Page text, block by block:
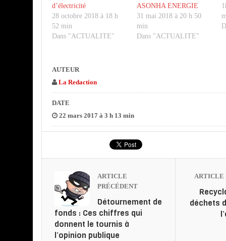
d’électricité
28 octobre 2018 à 18 h
52 min
Dans "ACTUALITE"
ASONHA ENERGIE
31 mai 2018 à 20 h 50
min
Dans "ACTUALITE"
AUTEUR
La Redaction
DATE
22 mars 2017 à 3 h 13 min
ARTICLE
PRÉCÉDENT
Détournement de
fonds : Ces chiffres qui
donnent le tournis à
l’opinion publique
ARTICLE
déchets